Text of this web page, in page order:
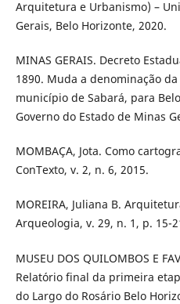
Arquitetura e Urbanismo) –
Gerais, Belo Horizonte, 2020.
MINAS GERAIS. Decreto
1890. Muda a denominação
município de Sabará, para
Governo do Estado de Minas
MOMBAÇA, Jota. Como
ConTexto, v. 2, n. 6, 2015.
MOREIRA, Juliana B.
Arqueologia, v. 29, n. 1, p. 15-
MUSEU DOS QUILOMBOS E
Relatório final da primeira
do Largo do Rosário Belo